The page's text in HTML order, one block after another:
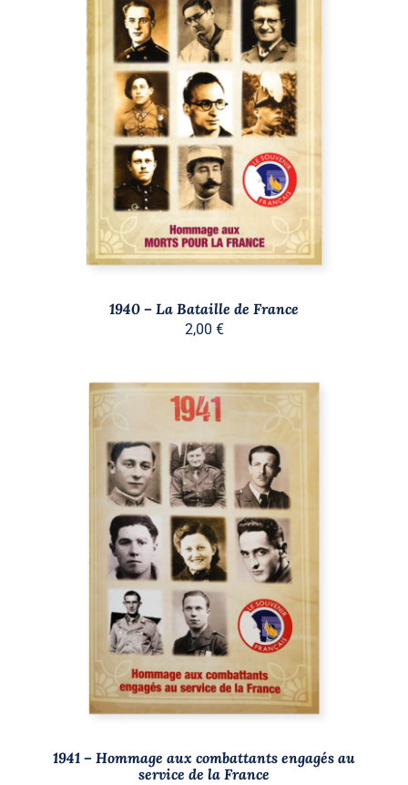
AJOUTER AU PANIER
/
DÉTAILS
1940 – La Bataille de France
2,00 €
AJOUTER AU PANIER
/
1941 – Hommage aux combattants engagés au
service de la France